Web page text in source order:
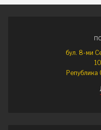
бул. 8-ми
Република